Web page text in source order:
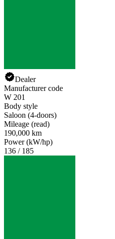
Dealer
Manufacturer code
W 201
Body style
Saloon (4-doors)
Mileage (read)
190,000 km
Power (kW/hp)
136 / 185